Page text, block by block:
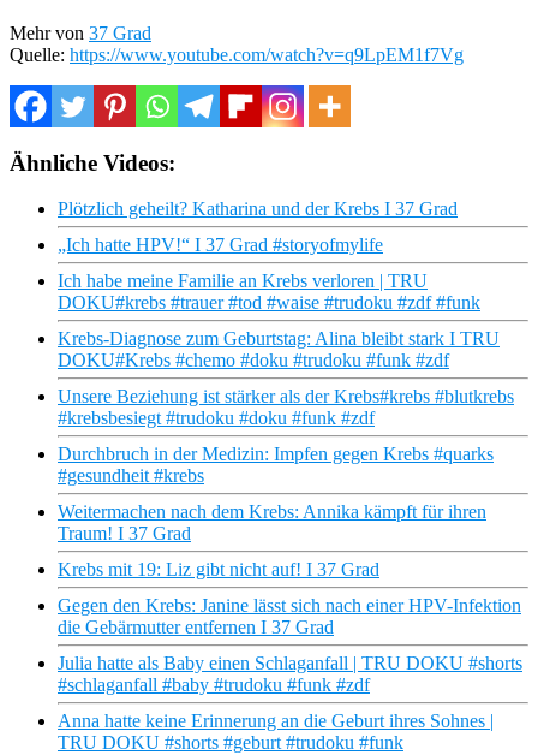
Mehr von 37 Grad
Quelle: https://www.youtube.com/watch?v=q9LpEM1f7Vg
Ähnliche Videos:
Plötzlich geheilt? Katharina und der Krebs I 37 Grad
„Ich hatte HPV!“ I 37 Grad #storyofmylife
Ich habe meine Familie an Krebs verloren | TRU
DOKU#krebs #trauer #tod #waise #trudoku #zdf #funk
Krebs-Diagnose zum Geburtstag: Alina bleibt stark I TRU
DOKU#Krebs #chemo #doku #trudoku #funk #zdf
Unsere Beziehung ist stärker als der Krebs#krebs #blutkrebs
#krebsbesiegt #trudoku #doku #funk #zdf
Durchbruch in der Medizin: Impfen gegen Krebs #quarks
#gesundheit #krebs
Weitermachen nach dem Krebs: Annika kämpft für ihren
Traum! I 37 Grad
Krebs mit 19: Liz gibt nicht auf! I 37 Grad
Gegen den Krebs: Janine lässt sich nach einer HPV-Infektion
die Gebärmutter entfernen I 37 Grad
Julia hatte als Baby einen Schlaganfall | TRU DOKU #shorts
#schlaganfall #baby #trudoku #funk #zdf
Anna hatte keine Erinnerung an die Geburt ihres Sohnes |
TRU DOKU #shorts #geburt #trudoku #funk